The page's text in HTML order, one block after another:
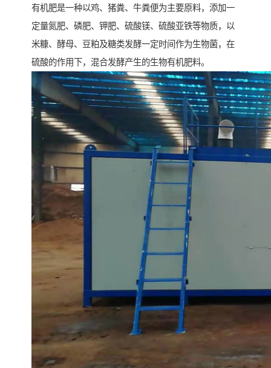
有机肥是一种以鸡、猪粪、牛粪便为主要原料，添加一
定量氮肥、磷肥、钾肥、硫酸镁、硫酸亚铁等物质，以
米糠、酵母、豆粕及糖类发酵一定时间作为生物菌，在
硫酸的作用下，混合发酵产生的生物有机肥料。